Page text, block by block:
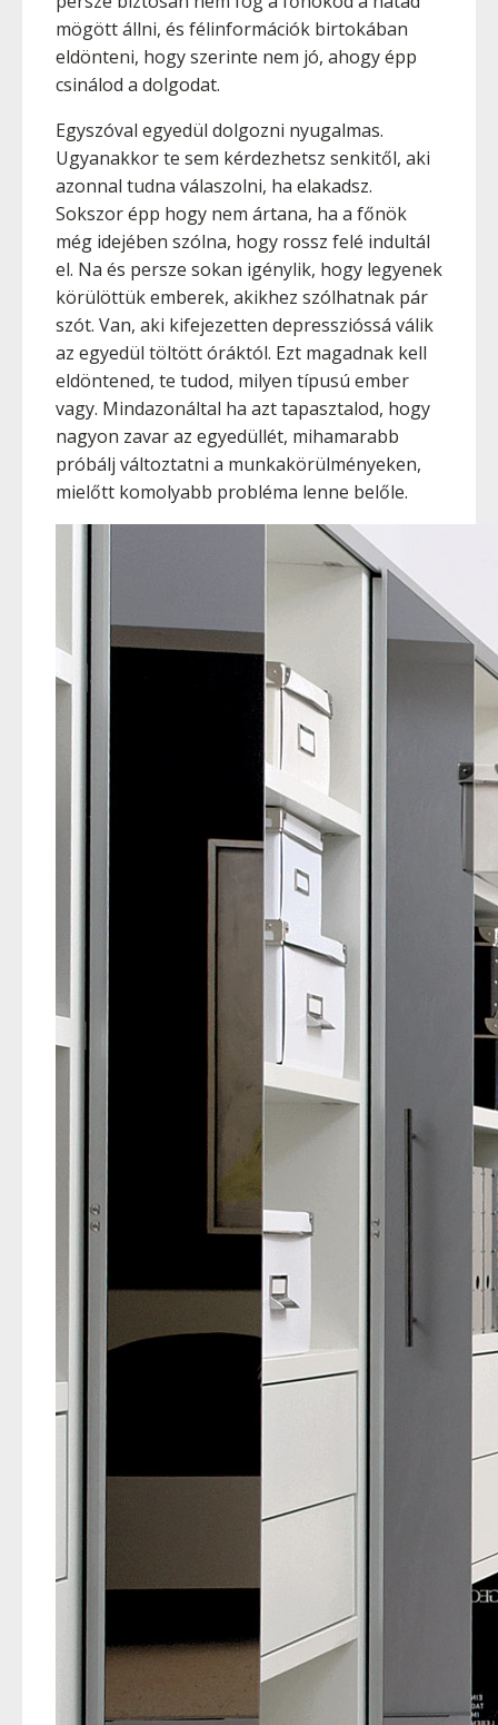
mögött állni, és félinformációk birtokában
eldönteni, hogy szerinte nem jó, ahogy épp
csinálod a dolgodat.
Egyszóval egyedül dolgozni nyugalmas.
Ugyanakkor te sem kérdezhetsz senkitől, aki
azonnal tudna válaszolni, ha elakadsz.
Sokszor épp hogy nem ártana, ha a főnök
még idejében szólna, hogy rossz felé indultál
el. Na és persze sokan igénylik, hogy legyenek
körülöttük emberek, akikhez szólhatnak pár
szót. Van, aki kifejezetten depresszióssá válik
az egyedül töltött óráktól. Ezt magadnak kell
eldöntened, te tudod, milyen típusú ember
vagy. Mindazonáltal ha azt tapasztalod, hogy
nagyon zavar az egyedüllét, mihamarabb
próbálj változtatni a munkakörülményeken,
mielőtt komolyabb probléma lenne belőle.